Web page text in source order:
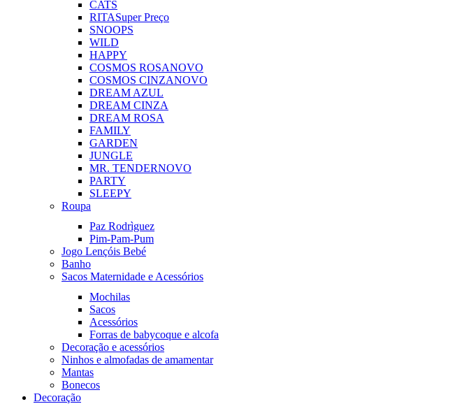
CATS
RITASuper Preço
SNOOPS
WILD
HAPPY
COSMOS ROSANOVO
COSMOS CINZANOVO
DREAM AZUL
DREAM CINZA
DREAM ROSA
FAMILY
GARDEN
JUNGLE
MR. TENDERNOVO
PARTY
SLEEPY
Roupa
Paz Rodrìguez
Pim-Pam-Pum
Jogo Lençóis Bebé
Banho
Sacos Maternidade e Acessórios
Mochilas
Sacos
Acessórios
Forras de babycoque e alcofa
Decoração e acessórios
Ninhos e almofadas de amamentar
Mantas
Bonecos
Decoração